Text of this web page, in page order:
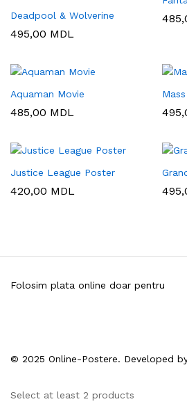
Deadpool & Wolverine
495,00 MDL
Aquaman Movie
485,00 MDL
Justice League Poster
420,00 MDL
© 2025 Online-Postere. Developed
Folosim plata online doar pentru
Select at least 2 products